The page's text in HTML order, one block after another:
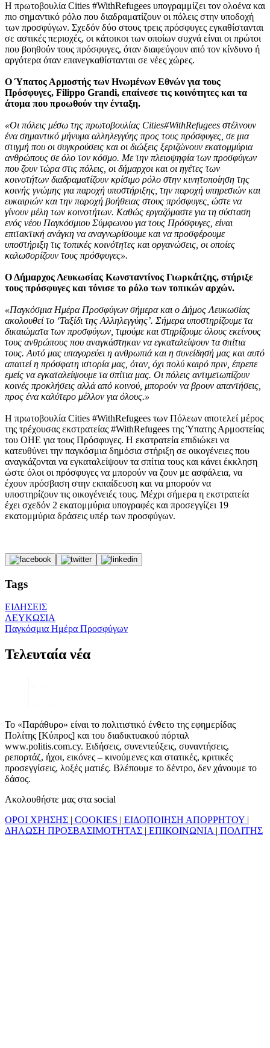
Η πρωτοβουλία Cities #WithRefugees υπογραμμίζει τον ολοένα και
πιο σημαντικό ρόλο που διαδραματίζουν οι πόλεις στην υποδοχή
των προσφύγων. Σχεδόν δύο στους τρεις πρόσφυγες εγκαθίστανται
σε αστικές περιοχές, οι κάτοικοι των οποίων συχνά είναι οι πρώτοι
που βοηθούν τους πρόσφυγες, όταν διαφεύγουν από τον κίνδυνο ή
αργότερα όταν επανεγκαθίστανται σε νέες χώρες.
Ο Ύπατος Αρμοστής των Ηνωμένων Εθνών για τους
Πρόσφυγες, Filippo Grandi, επαίνεσε τις κοινότητες και τα
άτομα που προωθούν την ένταξη.
«Οι πόλεις μέσω της πρωτοβουλίας Cities#WithRefugees στέλνουν
ένα σημαντικό μήνυμα αλληλεγγύης προς τους πρόσφυγες, σε μια
στιγμή που οι συγκρούσεις και οι διώξεις ξεριζώνουν εκατομμύρια
ανθρώπους σε όλο τον κόσμο. Με την πλειοψηφία των προσφύγων
που ζουν τώρα στις πόλεις, οι δήμαρχοι και οι ηγέτες των
κοινοτήτων διαδραματίζουν κρίσιμο ρόλο στην κινητοποίηση της
κοινής γνώμης για παροχή υποστήριξης, την παροχή υπηρεσιών και
ευκαιριών και την παροχή βοήθειας στους πρόσφυγες, ώστε να
γίνουν μέλη των κοινοτήτων. Καθώς εργαζόμαστε για τη σύσταση
ενός νέου Παγκόσμιου Σύμφωνου για τους Πρόσφυγες, είναι
επιτακτική ανάγκη να αναγνωρίσουμε και να προσφέρουμε
υποστήριξη τις τοπικές κοινότητες και οργανώσεις, οι οποίες
καλωσορίζουν τους πρόσφυγες».
Ο Δήμαρχος Λευκωσίας Κωνσταντίνος Γιωρκάτζης, στήριξε
τους πρόσφυγες και τόνισε το ρόλο των τοπικών αρχών.
«Παγκόσμια Ημέρα Προσφύγων σήμερα και ο Δήμος Λευκωσίας
ακολουθεί το ‘Ταξίδι της Αλληλεγγύης’. Σήμερα υποστηρίζουμε τα
δικαιώματα των προσφύγων, τιμούμε και στηρίζουμε όλους εκείνους
τους ανθρώπους που αναγκάστηκαν να εγκαταλείψουν τα σπίτια
τους. Αυτό μας υπαγορεύει η ανθρωπιά και η συνείδησή μας και αυτό
απαιτεί η πρόσφατη ιστορία μας, όταν, όχι πολύ καιρό πριν, έπρεπε
εμείς να εγκαταλείψουμε τα σπίτια μας. Οι πόλεις αντιμετωπίζουν
κοινές προκλήσεις αλλά από κοινού, μπορούν να βρουν απαντήσεις,
προς ένα καλύτερο μέλλον για όλους.»
Η πρωτοβουλία Cities #WithRefugees των Πόλεων αποτελεί μέρος
της τρέχουσας εκστρατείας #WithRefugees της Ύπατης Αρμοστείας
του ΟΗΕ για τους Πρόσφυγες. Η εκστρατεία επιδιώκει να
κατευθύνει την παγκόσμια δημόσια στήριξη σε οικογένειες που
αναγκάζονται να εγκαταλείψουν τα σπίτια τους και κάνει έκκληση
ώστε όλοι οι πρόσφυγες να μπορούν να ζουν με ασφάλεια, να
έχουν πρόσβαση στην εκπαίδευση και να μπορούν να
υποστηρίζουν τις οικογένειές τους. Μέχρι σήμερα η εκστρατεία
έχει σχεδόν 2 εκατομμύρια υπογραφές και προσεγγίζει 19
εκατομμύρια δράσεις υπέρ των προσφύγων.
Tags
ΕΙΔΗΣΕΙΣ
ΛΕΥΚΩΣΙΑ
Παγκόσμια Ημέρα Προσφύγων
Τελευταία νέα
Το «Παράθυρο» είναι το πολιτιστικό ένθετο της εφημερίδας
Πολίτης [Κύπρος] και του διαδικτυακού πόρταλ
www.politis.com.cy. Ειδήσεις, συνεντεύξεις, συναντήσεις,
ρεπορτάζ, ήχοι, εικόνες – κινούμενες και στατικές, κριτικές
προσεγγίσεις, λοξές ματιές. Βλέπουμε το δέντρο, δεν χάνουμε το
δάσος.
Ακολουθήστε μας στα social
ΟΡΟΙ ΧΡΗΣΗΣ | COOKIES | ΕΙΔΟΠΟΙΗΣΗ ΑΠΟΡΡΗΤΟΥ |
ΔΗΛΩΣΗ ΠΡΟΣΒΑΣΙΜΟΤΗΤΑΣ | ΕΠΙΚΟΙΝΩΝΙΑ | ΠΟΛΙΤΗΣ